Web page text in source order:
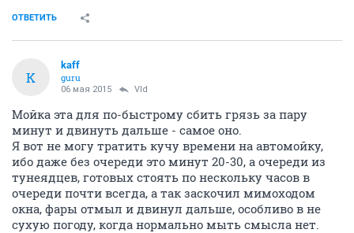
ОТВЕТИТЬ
K
kaff
guru
06 мая 2015 Vld
Мойка эта для по-быстрому сбить грязь за пару
минут и двинуть дальше - самое оно.
Я вот не могу тратить кучу времени на автомойку,
ибо даже без очереди это минут 20-30, а очереди из
тунеядцев, готовых стоять по нескольку часов в
очереди почти всегда, а так заскочил мимоходом
окна, фары отмыл и двинул дальше, особливо в не
сухую погоду, когда нормально мыть смысла нет.